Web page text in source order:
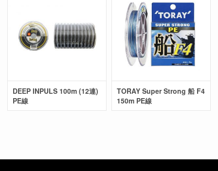
DEEP INPULS 100m (12連)
PE線
TORAY Super Strong 船 F4
150m PE線